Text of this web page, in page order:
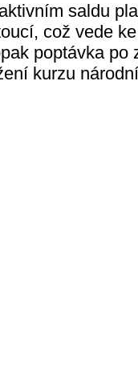
saldu
což vede
poptávka po
kurzu